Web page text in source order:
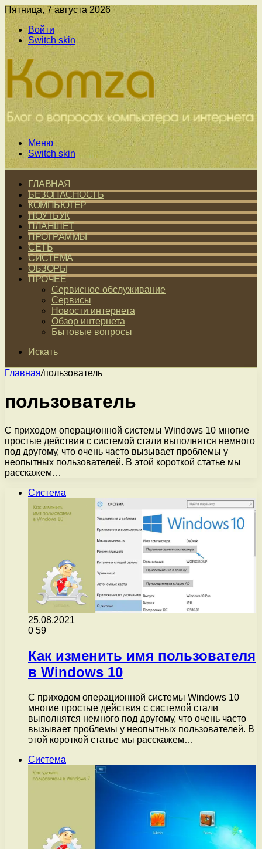
Пятница, 7 августа 2026
Войти
Switch skin
Меню
Switch skin
ГЛАВНАЯ
БЕЗОПАСНОСТЬ
КОМПЬЮТЕР
НОУТБУК
ПЛАНШЕТ
ПРОГРАММЫ
СЕТЬ
СИСТЕМА
ОБЗОРЫ
ПРОЧЕЕ
Сервисное обслуживание
Сервисы
Новости интернета
Обзор интернета
Бытовые вопросы
Искать
Главная/пользователь
пользователь
С приходом операционной системы Windows 10 многие
простые действия с системой стали выполнятся немного
под другому, что очень часто вызывает проблемы у
неопытных пользователей. В этой короткой статье мы
расскажем…
Система
25.08.2021
0 59
Как изменить имя пользователя
в Windows 10
С приходом операционной системы Windows 10
многие простые действия с системой стали
выполнятся немного под другому, что очень часто
вызывает проблемы у неопытных пользователей. В
этой короткой статье мы расскажем…
Система